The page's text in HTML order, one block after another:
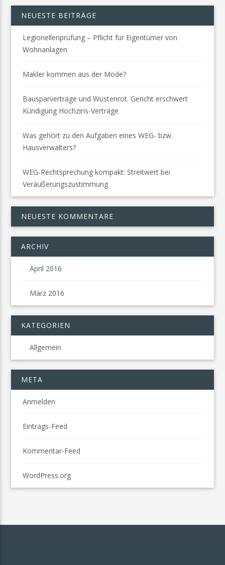
NEUESTE BEITRÄGE
Legionellenprüfung – Pflicht für Eigentümer von
Wohnanlagen
Makler kommen aus der Mode?
Bausparverträge und Wüstenrot. Gericht erschwert
Kündigung Hochzins-Verträge
Was gehört zu den Aufgaben eines WEG- bzw.
Hausverwalters?
WEG-Rechtsprechung kompakt: Streitwert bei
Veräußerungszustimmung
NEUESTE KOMMENTARE
ARCHIV
April 2016
März 2016
KATEGORIEN
Allgemein
META
Anmelden
Eintrags-Feed
Kommentar-Feed
WordPress.org